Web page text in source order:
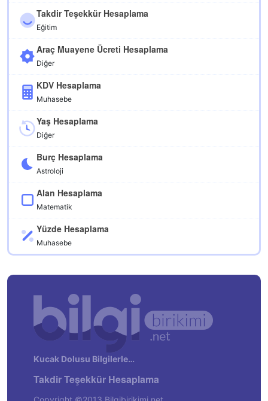
Takdir Teşekkür Hesaplama
Eğitim
Araç Muayene Ücreti Hesaplama
Diğer
KDV Hesaplama
Muhasebe
Yaş Hesaplama
Diğer
Burç Hesaplama
Astroloji
Alan Hesaplama
Matematik
Yüzde Hesaplama
Muhasebe
Kucak Dolusu Bilgilerle…
Takdir Teşekkür Hesaplama